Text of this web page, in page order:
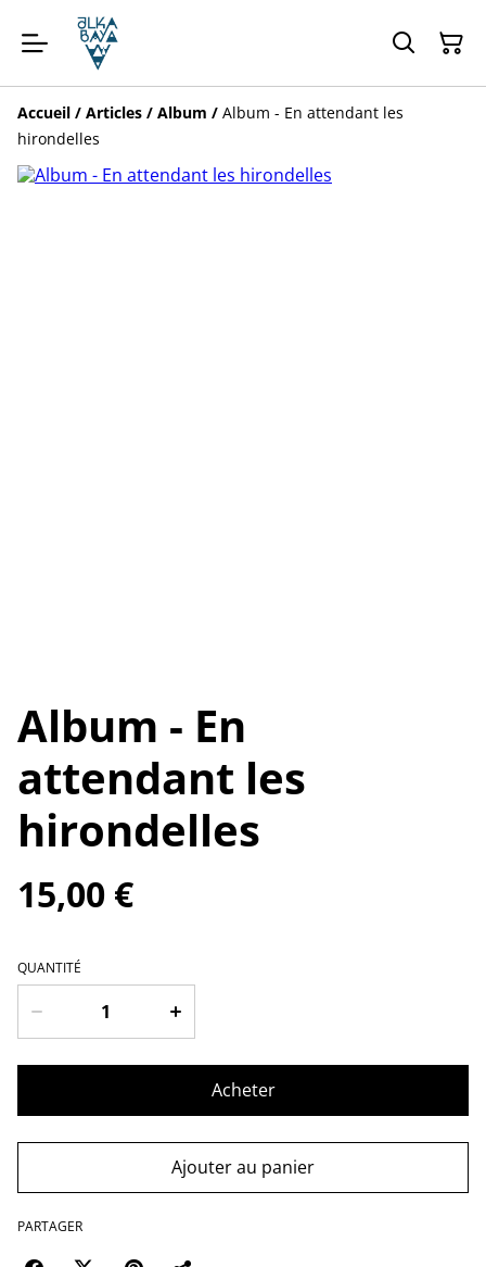
Accueil / Articles / Album / Album - En attendant les
hirondelles
Album - En
attendant les
hirondelles
15,00 €
QUANTITÉ
Acheter
Ajouter au panier
PARTAGER